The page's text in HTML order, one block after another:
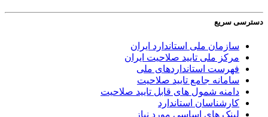
دسترسی سریع
سازمان ملی استاندارد ایران
مرکز ملی تایید صلاحیت ایران
فهرست استانداردهای ملی
سامانه جامع تایید صلاحیت
دامنه شمول های قابل تایید صلاحیت
کارشناسان استاندارد
لینک های اساسی مورد نیاز